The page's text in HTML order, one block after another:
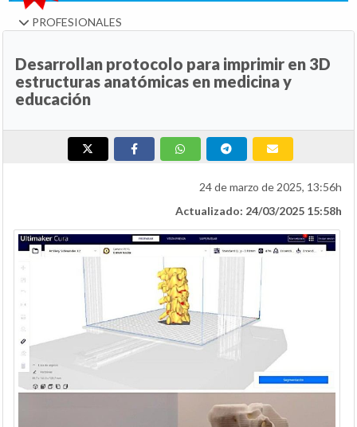
PROFESIONALES
Desarrollan protocolo para imprimir en 3D
estructuras anatómicas en medicina y
educación
24 de marzo de 2025, 13:56h
Actualizado: 24/03/2025 15:58h